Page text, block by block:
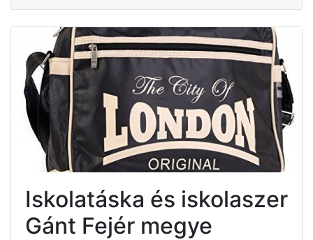
Iskolatáska és iskolaszer
Gánt Fejér megye